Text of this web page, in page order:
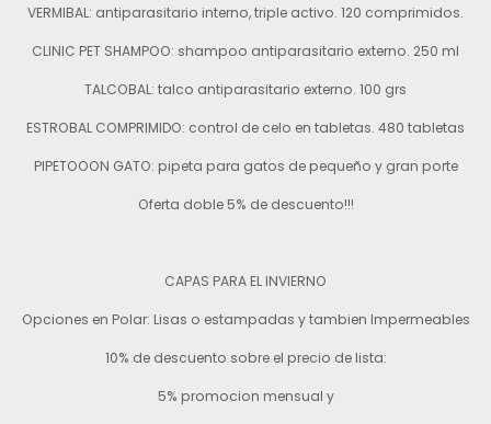
VERMIBAL: antiparasitario interno, triple activo. 120 comprimidos.
CLINIC PET SHAMPOO: shampoo antiparasitario externo. 250 ml
TALCOBAL: talco antiparasitario externo. 100 grs
ESTROBAL COMPRIMIDO: control de celo en tabletas. 480 tabletas
PIPETOOON GATO: pipeta para gatos de pequeño y gran porte
Oferta doble 5% de descuento!!!
CAPAS PARA EL INVIERNO
Opciones en Polar: Lisas o estampadas y tambien Impermeables
10% de descuento sobre el precio de lista:
5% promocion mensual y